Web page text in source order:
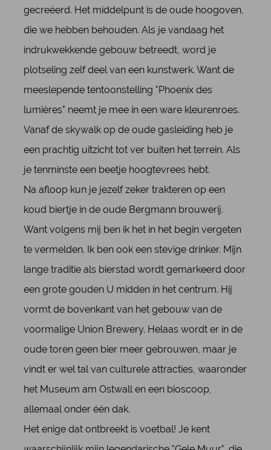
gecreëerd. Het middelpunt is de oude hoogoven,
die we hebben behouden. Als je vandaag het
indrukwekkende gebouw betreedt, word je
plotseling zelf deel van een kunstwerk. Want de
meeslepende tentoonstelling "Phoenix des
lumières" neemt je mee in een ware kleurenroes.
Vanaf de skywalk op de oude gasleiding heb je
een prachtig uitzicht tot ver buiten het terrein. Als
je tenminste een beetje hoogtevrees hebt.
Na afloop kun je jezelf zeker trakteren op een
koud biertje in de oude Bergmann brouwerij.
Want volgens mij ben ik het in het begin vergeten
te vermelden. Ik ben ook een stevige drinker. Mijn
lange traditie als bierstad wordt gemarkeerd door
een grote gouden U midden in het centrum. Hij
vormt de bovenkant van het gebouw van de
voormalige Union Brewery. Helaas wordt er in de
oude toren geen bier meer gebrouwen, maar je
vindt er wel tal van culturele attracties, waaronder
het Museum am Ostwall en een bioscoop,
allemaal onder één dak.
Het enige dat ontbreekt is voetbal! Je kent